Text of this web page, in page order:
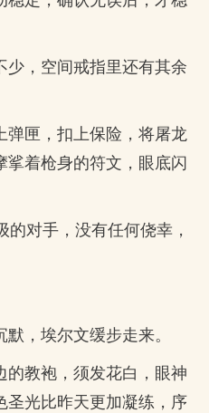
，空间戒指里还有其余
弹匣，扣上保险，将屠龙
着枪身的符文，眼底闪
对手，没有任何侥幸，
，埃尔文缓步走来。
教袍，须发花白，眼神
光比昨天更加凝练，序